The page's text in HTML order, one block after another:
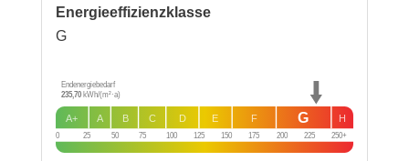
Energie­effizienz­klasse
G
0 25 50 75 100 125 150 175 200 225 250+
H
F
E
D
C
B
A
A+ G
Endenergiebedarf
235,70kWh/(m²·a)